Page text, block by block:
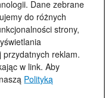
Dane zebrane
do różnych
strony,
reklam.
w link. Aby
Polityką